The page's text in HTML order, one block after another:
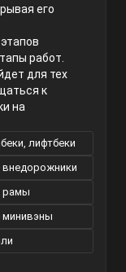
его
работ.
для тех
к
на
лифтбеки
рамы